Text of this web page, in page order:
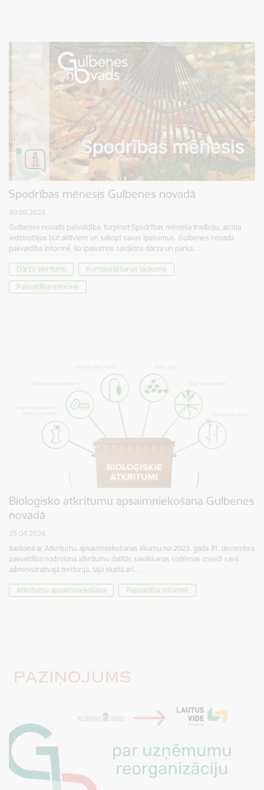
Spodrības mēnesis Gulbenes novadā
30.09.2024.
Gulbenes novada pašvaldība, turpinot Spodrības mēneša tradīciju, aicina
iedzīvotājus būt aktīviem un sakopt savus īpašumus. Gulbenes novada
pašvaldība informē, ka īpašumos savāktos dārza un parka…
Dārza atkritumi
Kompostēšanas laukums
Pašvaldība informē
Bioloģisko atkritumu apsaimniekošana Gulbenes
novadā
25.04.2024.
Saskaņā ar Atkritumu apsaimniekošanas likumu no 2023. gada 31. decembra
pašvaldība nodrošina atkritumu dalītās savākšanas sistēmas izveidi savā
administratīvajā teritorijā, tajā skaitā arī…
Atkritumu apsaimniekošana Pašvaldība informē